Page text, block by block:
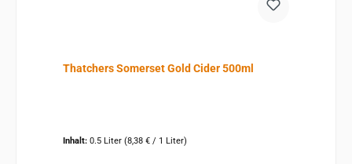
Thatchers Somerset Gold Cider 500ml
Inhalt: 0.5 Liter (8,38 € / 1 Liter)